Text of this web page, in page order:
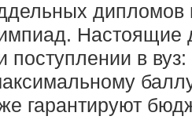
дипломов
Настоящие
поступлении в
гарантируют